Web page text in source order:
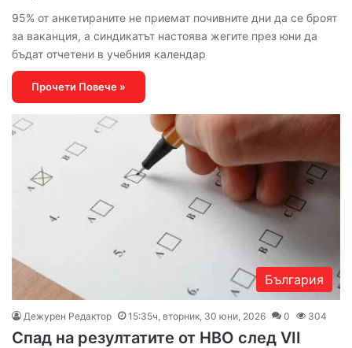
95% от анкетираните не приемат почивните дни да се броят
за ваканция, а синдикатът настоява жегите през юни да
бъдат отчетени в учебния календар
Прочети Повече »
България
Дежурен Редактор 15:35ч, вторник, 30 юни, 2026 0 304
Спад на резултатите от НВО след VII